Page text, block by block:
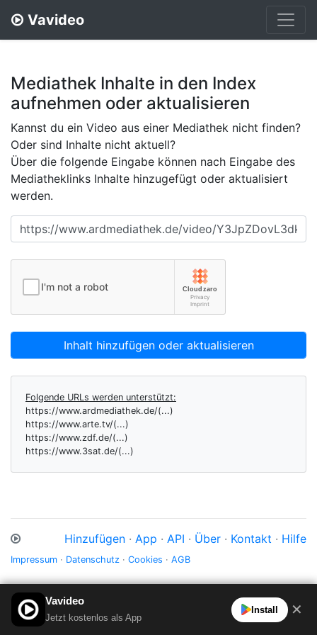
Vavideo
Mediathek Inhalte in den Index
aufnehmen oder aktualisieren
Kannst du ein Video aus einer Mediathek nicht finden?
Oder sind Inhalte nicht aktuell?
Über die folgende Eingabe können nach Eingabe des
Mediatheklinks Inhalte hinzugefügt oder aktualisiert
werden.
Inhalt hinzufügen oder aktualisieren
Folgende URLs werden unterstützt:
https://www.ardmediathek.de/(...)
https://www.arte.tv/(...)
https://www.zdf.de/(...)
https://www.3sat.de/(...)
Hinzufügen · App · API · Über · Kontakt · Hilfe
Impressum · Datenschutz · Cookies · AGB
Vavideo
Jetzt kostenlos als App
Install ✕